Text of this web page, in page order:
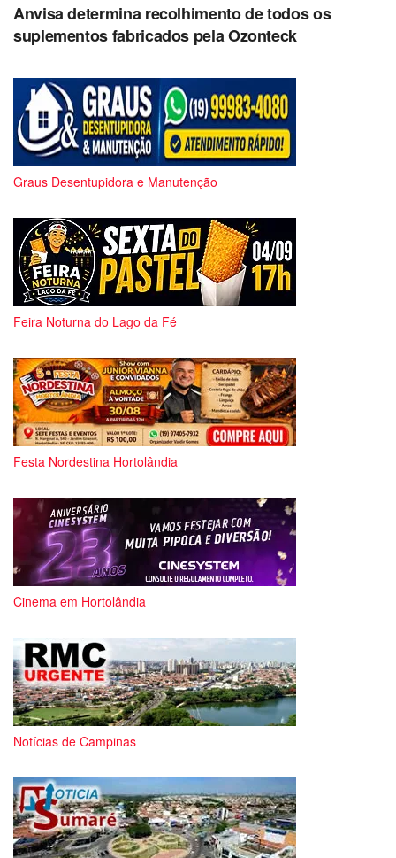
Anvisa determina recolhimento de todos os
suplementos fabricados pela Ozonteck
Graus Desentupidora e Manutenção
Feira Noturna do Lago da Fé
Festa Nordestina Hortolândia
Cinema em Hortolândia
Notícias de Campinas